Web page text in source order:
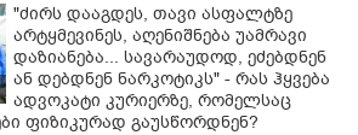
"ძირს დააგდეს, თავი ასფალტზე
არტყმევინეს, აღენიშნება უამრავი
დაზიანება... სავარაუდოდ, ეძებდნენ
ან დებდნენ ნარკოტიკს" - რას ჰყვება
ადვოკატი კურიერზე, რომელსაც
ფიზიკურად გაუსწორდნენ?